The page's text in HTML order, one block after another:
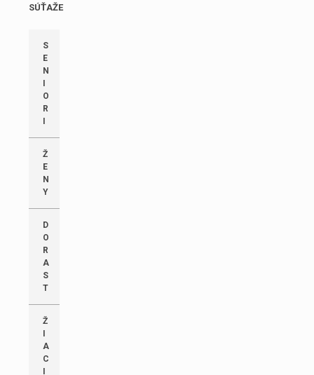
SÚŤAŽE
S
E
N
O
R
Ž
E
N
Y
D
O
R
A
S
T
Ž
A
C